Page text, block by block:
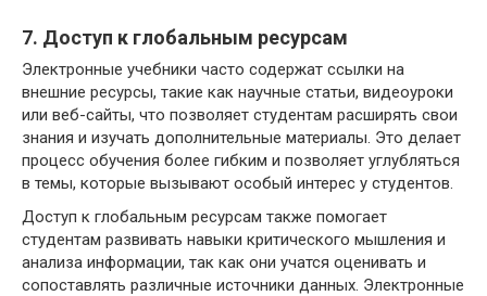
7. Доступ к глобальным ресурсам
Электронные учебники часто содержат ссылки на
внешние ресурсы, такие как научные статьи, видеоуроки
или веб-сайты, что позволяет студентам расширять свои
знания и изучать дополнительные материалы. Это делает
процесс обучения более гибким и позволяет углубляться
в темы, которые вызывают особый интерес у студентов.
Доступ к глобальным ресурсам также помогает
студентам развивать навыки критического мышления и
анализа информации, так как они учатся оценивать и
сопоставлять различные источники данных. Электронные